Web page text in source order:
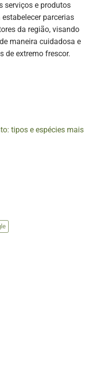
serviços e produtos
parcerias
da região, visando
maneira cuidadosa e
de extremo frescor.
tipos e espécies mais